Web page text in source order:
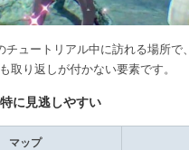
チュートリアル中に訪れる場所で
取り返しが付かない要素です。
に見逃しやすい
マップ